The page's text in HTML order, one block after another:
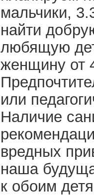
мальчики,
найти
любящую
женщину от
или
Наличие
вредных
наша
к обоим